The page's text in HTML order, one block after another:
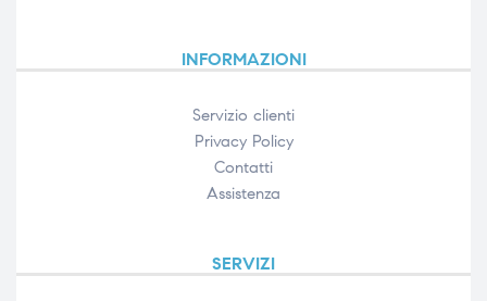
INFORMAZIONI
Servizio clienti
Privacy Policy
Contatti
Assistenza
SERVIZI